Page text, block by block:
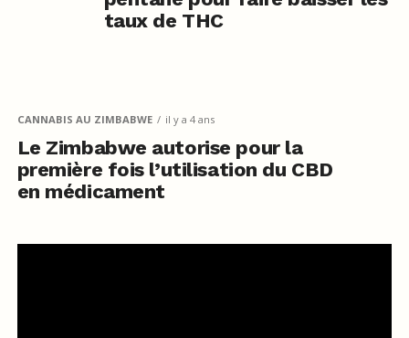
taux de THC
CANNABIS AU ZIMBABWE il y a 4 ans
Le Zimbabwe autorise pour la
première fois l’utilisation du CBD
en médicament